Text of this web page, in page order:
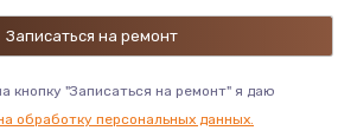
гидросистемы
1000 руб.
Заказать
кнопку "Записаться на ремонт" я даю
обработку персональных данных.